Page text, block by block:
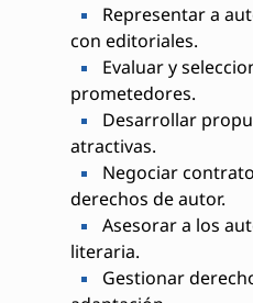
Representar a
con editoriales.
Evaluar y
prometedores.
Desarrollar
atractivas.
Negociar
derechos de autor.
Asesorar a los
literaria.
Gestionar